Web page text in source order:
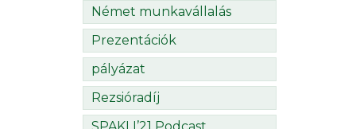
Német munkavállalás
Prezentációk
pályázat
Rezsióradíj